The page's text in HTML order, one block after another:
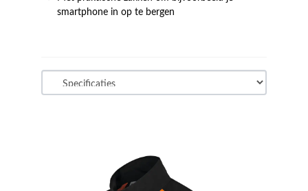
smartphone in op te bergen